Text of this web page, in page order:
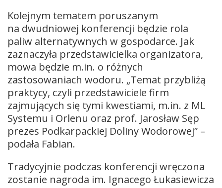
Kolejnym tematem poruszanym
na dwudniowej konferencji będzie rola
paliw alternatywnych w gospodarce. Jak
zaznaczyła przedstawicielka organizatora,
mowa będzie m.in. o różnych
zastosowaniach wodoru. „Temat przybliżą
praktycy, czyli przedstawiciele firm
zajmujących się tymi kwestiami, m.in. z ML
Systemu i Orlenu oraz prof. Jarosław Sęp
prezes Podkarpackiej Doliny Wodorowej” –
podała Fabian.
Tradycyjnie podczas konferencji wręczona
zostanie nagroda im. Ignacego Łukasiewicza